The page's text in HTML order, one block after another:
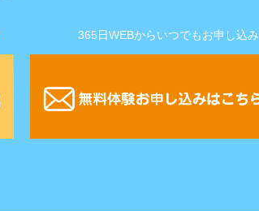
365日WEBからいつでもお申し込み